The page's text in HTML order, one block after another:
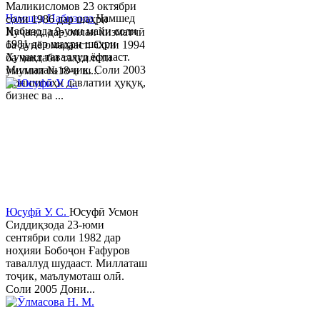
Ҷамшед НабизодаҶамшед
Набизода 9-уми майи соли
1981 дар шаҳри шаҳри
Хуҷанд таваллуд ёфтааст.
Миллаташ тоҷик. Соли 2003
Донишгоҳи давлатии ҳуқуқ,
бизнес ва ...
Маликисломов 23 октябри
соли 1986 дар шаҳри
Хуҷанд, дар оилаи хизматчӣ
ба дунё омадааст. Соли 1994
ба мактаби таҳсилоти
умумии №18-и ш...
Юсуфӣ У. C. Юсуфӣ Усмон
Сиддиқзода 23-юми
сентябри соли 1982 дар
ноҳияи Бобоҷон Ғафуров
таваллуд шудааст. Миллаташ
тоҷик, маълумоташ олӣ.
Соли 2005 Дони...